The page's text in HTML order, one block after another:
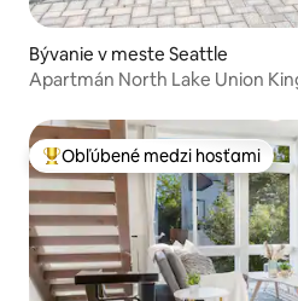
Bývanie v meste Seattle
Apartmán North Lake Union
Najobľúbenejšie medzi hosťami
Obľúbené medzi hosťami